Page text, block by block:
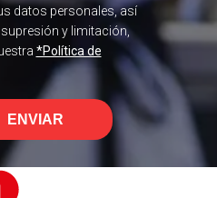
datos personales, así
y limitación,
*Política de
ENVIAR